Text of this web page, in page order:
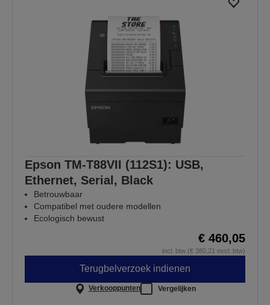
Epson TM-T88VII (112S1): USB,
Ethernet, Serial, Black
Betrouwbaar
Compatibel met oudere modellen
Ecologisch bewust
€ 460,05
incl. btw (€ 380,21 excl. btw)
Terugbelverzoek indienen
Verkooppunten Vergelijken